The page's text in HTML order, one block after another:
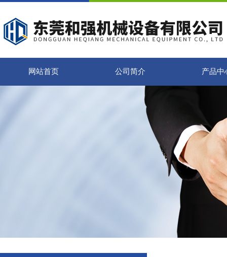
网站首页 公司简介 产品中